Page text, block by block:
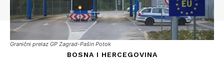
Granični prelaz GP Zagrad-Pašin Potok
BOSNA I HERCEGOVINA